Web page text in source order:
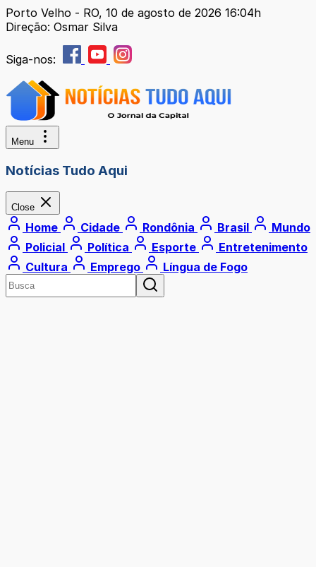
Porto Velho - RO, 10 de agosto de 2026 16:04h
Direção: Osmar Silva
Siga-nos:
Menu
Notícias Tudo Aqui
Close
Home Cidade Rondônia Brasil
Mundo
Policial
Política Esporte
Entretenimento
Cultura
Emprego Língua de Fogo